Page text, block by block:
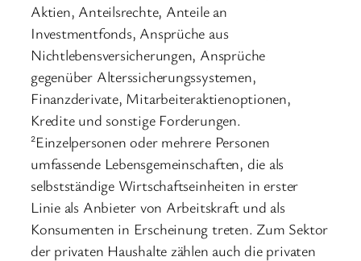
Aktien, Anteilsrechte, Anteile an
Investmentfonds, Ansprüche aus
Nichtlebensversicherungen, Ansprüche
gegenüber Alterssicherungssystemen,
Finanzderivate, Mitarbeiteraktienoptionen,
Kredite und sonstige Forderungen.
²Einzelpersonen oder mehrere Personen
umfassende Lebensgemeinschaften, die als
selbstständige Wirtschaftseinheiten in erster
Linie als Anbieter von Arbeitskraft und als
Konsumenten in Erscheinung treten. Zum Sektor
der privaten Haushalte zählen auch die privaten